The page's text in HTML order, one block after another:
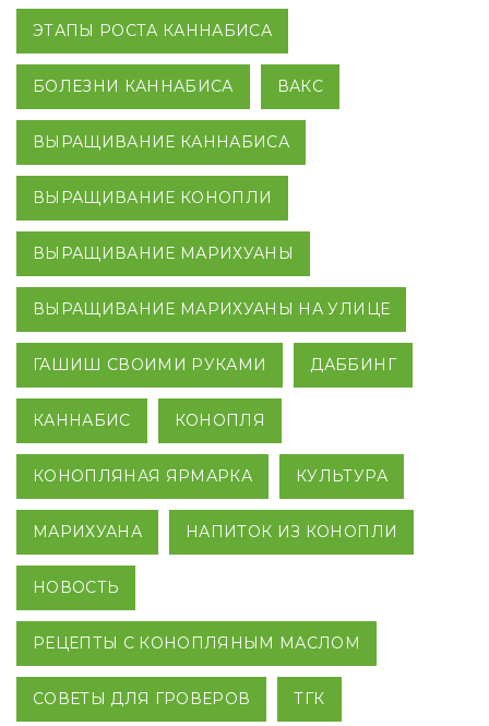
ЭТАПЫ РОСТА КАННАБИСА
БОЛЕЗНИ КАННАБИСА ВАКС
ВЫРАЩИВАНИЕ КАННАБИСА
ВЫРАЩИВАНИЕ КОНОПЛИ
ВЫРАЩИВАНИЕ МАРИХУАНЫ
ВЫРАЩИВАНИЕ МАРИХУАНЫ НА УЛИЦЕ
ГАШИШ СВОИМИ РУКАМИ ДАББИНГ
КАННАБИС КОНОПЛЯ
КОНОПЛЯНАЯ ЯРМАРКА КУЛЬТУРА
МАРИХУАНА НАПИТОК ИЗ КОНОПЛИ
НОВОСТЬ
РЕЦЕПТЫ С КОНОПЛЯНЫМ МАСЛОМ
СОВЕТЫ ДЛЯ ГРОВЕРОВ ТГК